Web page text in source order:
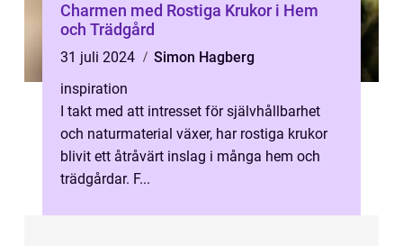
Charmen med Rostiga Krukor i Hem
och Trädgård
31 juli 2024
Simon Hagberg
inspiration
I takt med att intresset för självhållbarhet
och naturmaterial växer, har rostiga krukor
blivit ett åtråvärt inslag i många hem och
trädgårdar. F...